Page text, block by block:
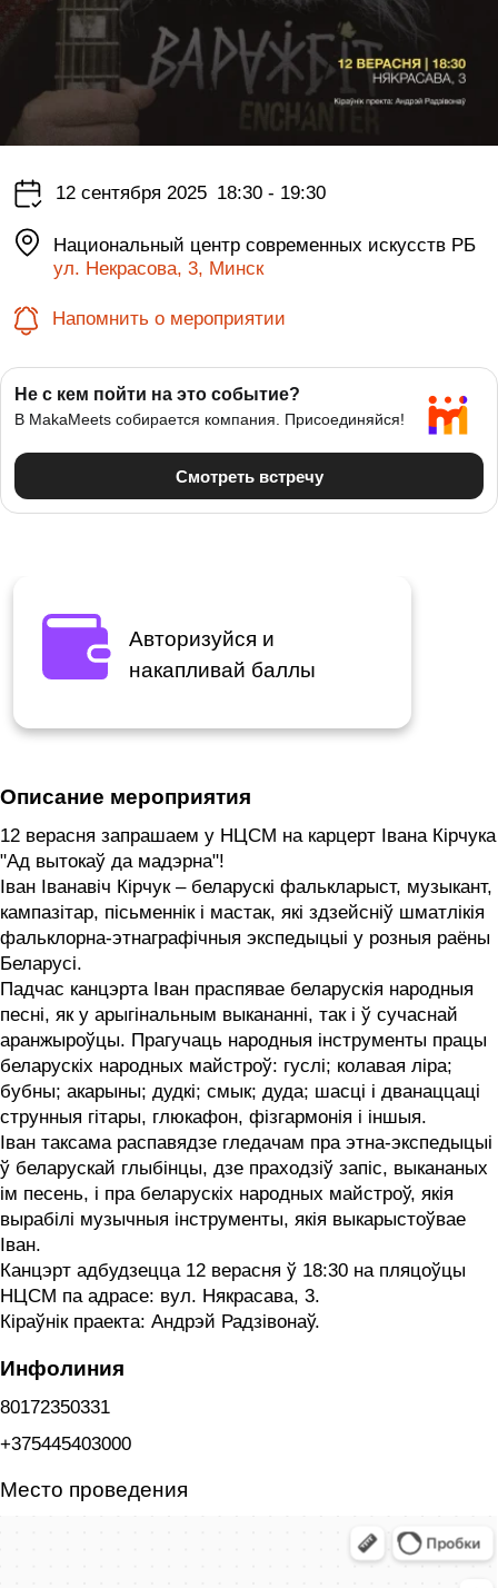
12 сентября 2025 18:30 - 19:30
Национальный центр современных искусств РБ
ул. Некрасова, 3, Минск
Напомнить о мероприятии
Авторизуйся и
накапливай баллы
Описание мероприятия
12 верасня запрашаем у НЦСМ на карцерт Івана Кірчука
"Ад вытокаў да мадэрна"!
Іван Іванавіч Кірчук – беларускі фалькларыст, музыкант,
кампазітар, пісьменнік і мастак, які здзейсніў шматлікія
фальклорна-этнаграфічныя экспедыцыі у розныя раёны
Беларусі.
Падчас канцэрта Іван праспявае беларускія народныя
песні, як у арыгінальным выкананні, так і ў сучаснай
аранжыроўцы. Прагучаць народныя інструменты працы
беларускіх народных майстроў: гуслі; колавая ліра;
бубны; акарыны; дудкі; смык; дуда; шасці і дванаццаці
струнныя гітары, глюкафон, фізгармонія і іншыя.
Іван таксама распавядзе гледачам пра этна-экспедыцыі
ў беларускай глыбінцы, дзе праходзіў запіс, выкананых
ім песень, і пра беларускіх народных майстроў, якія
вырабілі музычныя інструменты, якія выкарыстоўвае
Іван.
Канцэрт адбудзецца 12 верасня ў 18:30 на пляцоўцы
НЦСМ па адрасе: вул. Някрасава, 3.
Кіраўнік праекта: Андрэй Радзівонаў.
Инфолиния
80172350331
+375445403000
Место проведения